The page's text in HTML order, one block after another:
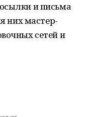
и письма
них мастер-
сетей и